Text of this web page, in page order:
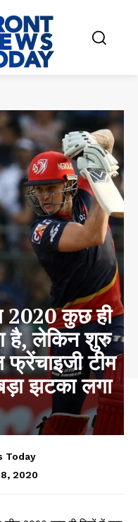
2020 कुछ ही
है, लेकिन शुरु
टीम
झटका लगा
Today
2020